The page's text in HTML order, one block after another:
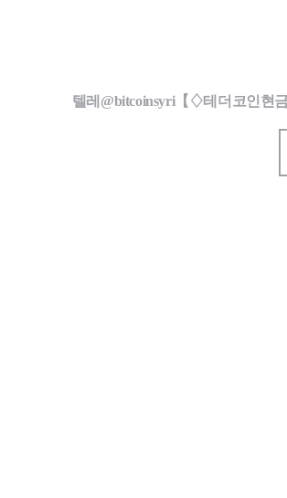
텔레@bitcoinsyri【♢테더코인현